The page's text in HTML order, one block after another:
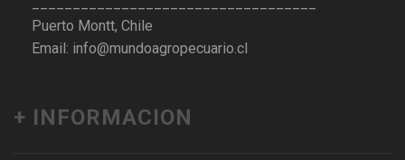
Puerto Montt, Chile
Email: info@mundoagropecuario.cl
+ INFORMACION